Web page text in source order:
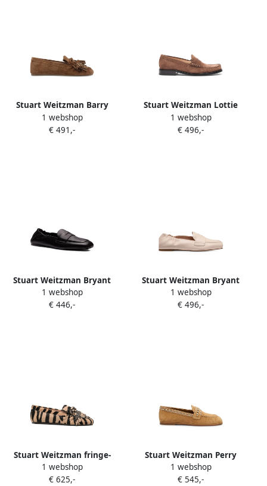
Stuart Weitzman Barry
fringed suede loafers Bruin
1 webshop
€ 491,-
Stuart Weitzman Lottie
suede loafers Bruin
1 webshop
€ 496,-
Stuart Weitzman Bryant
ruched loafers Zwart
1 webshop
€ 446,-
Stuart Weitzman Bryant
elasticated leather loafers
Beige
1 webshop
€ 496,-
Stuart Weitzman fringe-
detail zebra-print loafers
Beige
1 webshop
€ 625,-
Stuart Weitzman Perry
stud-embellished loafers
Bruin
1 webshop
€ 545,-